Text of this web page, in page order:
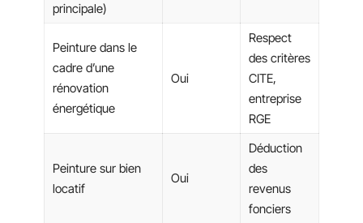
principale)
Peinture dans le
cadre d’une
rénovation
énergétique
Oui
Respect
des critères
CITE,
entreprise
RGE
Peinture sur bien
locatif
Oui
Déduction
des
revenus
fonciers